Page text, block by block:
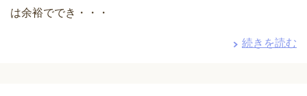
は余裕ででき・・・
続きを読む